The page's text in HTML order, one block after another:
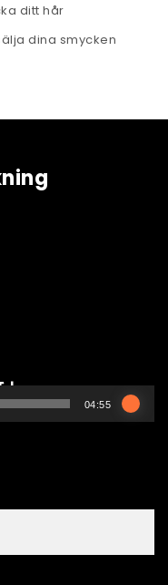
ditt hår
dina smycken
04:55